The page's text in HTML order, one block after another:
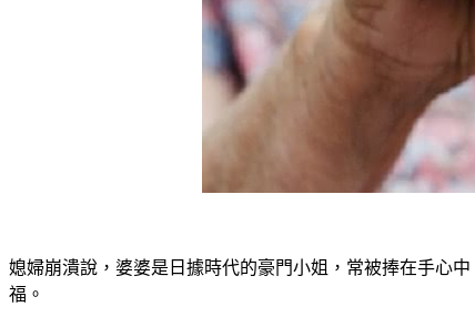
媳婦崩潰說，婆婆是日據時代的豪門小姐，常被捧在手心
福。